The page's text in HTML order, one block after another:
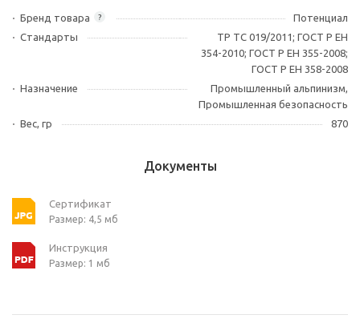
?
Бренд товара
Потенциал
Стандарты
ТР ТС 019/2011; ГОСТ Р ЕН
354-2010; ГОСТ Р ЕН 355-2008;
ГОСТ Р ЕН 358-2008
Назначение
Промышленный альпинизм,
Промышленная безопасность
Вес, гр
870
Документы
Сертификат
Размер: 4,5 мб
Инструкция
Размер: 1 мб